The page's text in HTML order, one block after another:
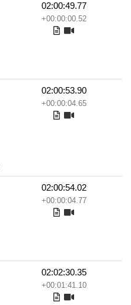
02:00:49.77
+00:00:00.52
02:00:53.90
+00:00:04.65
02:00:54.02
+00:00:04.77
02:02:30.35
+00:01:41.10